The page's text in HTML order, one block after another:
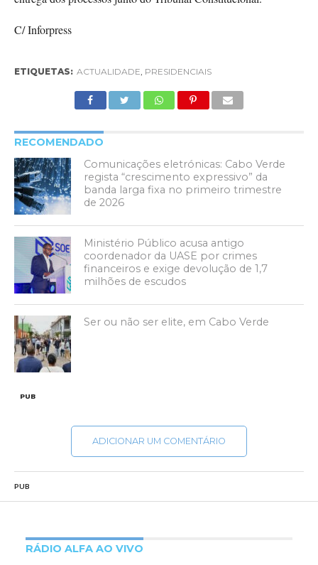
C/ Inforpress
ETIQUETAS: ACTUALIDADE, PRESIDENCIAIS
RECOMENDADO
Comunicações eletrónicas: Cabo Verde
regista “crescimento expressivo” da
banda larga fixa no primeiro trimestre
de 2026
Ministério Público acusa antigo
coordenador da UASE por crimes
financeiros e exige devolução de 1,7
milhões de escudos
Ser ou não ser elite, em Cabo Verde
PUB
ADICIONAR UM COMENTÁRIO
PUB
RÁDIO ALFA AO VIVO